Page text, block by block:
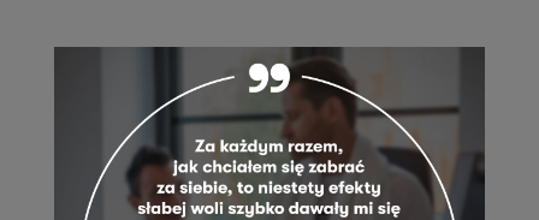
26-052 Nowiny
Zapisz mnie
36 MINUT Plaza
ul. Zagnańska 88/2
25-558 Kielce